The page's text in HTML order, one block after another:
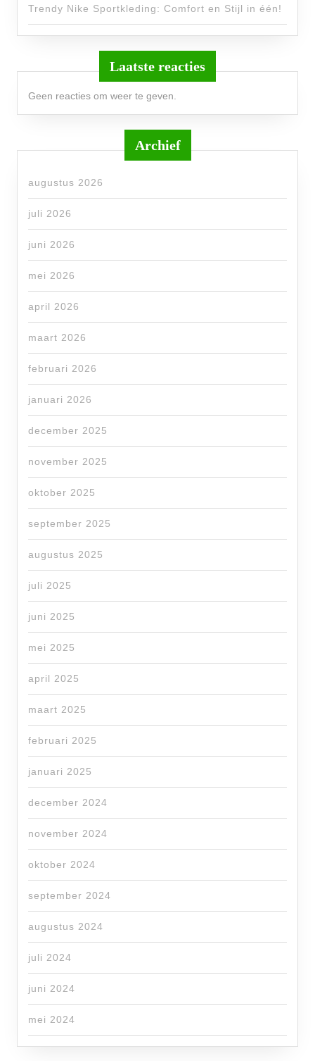
Trendy Nike Sportkleding: Comfort en Stijl in één!
Laatste reacties
Geen reacties om weer te geven.
Archief
augustus 2026
juli 2026
juni 2026
mei 2026
april 2026
maart 2026
februari 2026
januari 2026
december 2025
november 2025
oktober 2025
september 2025
augustus 2025
juli 2025
juni 2025
mei 2025
april 2025
maart 2025
februari 2025
januari 2025
december 2024
november 2024
oktober 2024
september 2024
augustus 2024
juli 2024
juni 2024
mei 2024